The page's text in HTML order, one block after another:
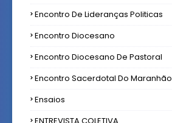
Encontro De Lideranças Politicas
Encontro Diocesano
Encontro Diocesano De Pastoral
Encontro Sacerdotal Do Maranhão
Ensaios